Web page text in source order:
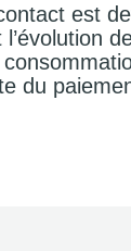
est
du